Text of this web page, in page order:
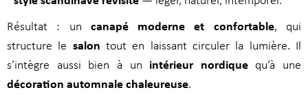
Résultat : un canapé moderne et confortable, qui
structure le salontout en laissant circuler la lumière. Il
s’intègre aussi bien à un intérieur nordique qu’à une
décoration automnale chaleureuse.